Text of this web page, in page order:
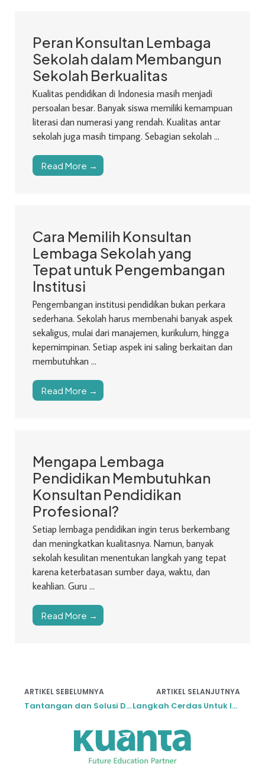
Peran Konsultan Lembaga
Sekolah dalam Membangun
Sekolah Berkualitas
Kualitas pendidikan di Indonesia masih menjadi
persoalan besar. Banyak siswa memiliki kemampuan
literasi dan numerasi yang rendah. Kualitas antar
sekolah juga masih timpang. Sebagian sekolah ...
Read More →
Cara Memilih Konsultan
Lembaga Sekolah yang
Tepat untuk Pengembangan
Institusi
Pengembangan institusi pendidikan bukan perkara
sederhana. Sekolah harus membenahi banyak aspek
sekaligus, mulai dari manajemen, kurikulum, hingga
kepemimpinan. Setiap aspek ini saling berkaitan dan
membutuhkan ...
Read More →
Mengapa Lembaga
Pendidikan Membutuhkan
Konsultan Pendidikan
Profesional?
Setiap lembaga pendidikan ingin terus berkembang
dan meningkatkan kualitasnya. Namun, banyak
sekolah kesulitan menentukan langkah yang tepat
karena keterbatasan sumber daya, waktu, dan
keahlian. Guru ...
Read More →
ARTIKEL SEBELUMNYA
Tantangan dan Solusi Dalam Meningkatkan Kesejahteraan Guru di Indonesia
ARTIKEL SELANJUTNYA
Langkah Cerdas Untuk Investasi Guru Masa Kini